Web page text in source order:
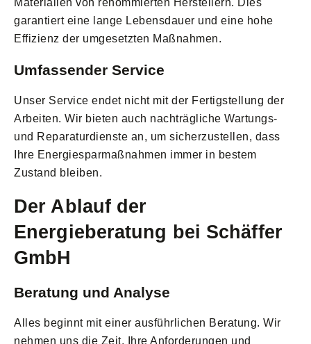
Materialien von renommierten Herstellern. Dies
garantiert eine lange Lebensdauer und eine hohe
Effizienz der umgesetzten Maßnahmen.
Umfassender Service
Unser Service endet nicht mit der Fertigstellung der
Arbeiten. Wir bieten auch nachträgliche Wartungs-
und Reparaturdienste an, um sicherzustellen, dass
Ihre Energiesparmaßnahmen immer in bestem
Zustand bleiben.
Der Ablauf der
Energieberatung bei Schäffer
GmbH
Beratung und Analyse
Alles beginnt mit einer ausführlichen Beratung. Wir
nehmen uns die Zeit, Ihre Anforderungen und